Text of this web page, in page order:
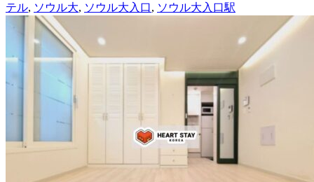
テル, ソウル大, ソウル大入口, ソウル大入口駅